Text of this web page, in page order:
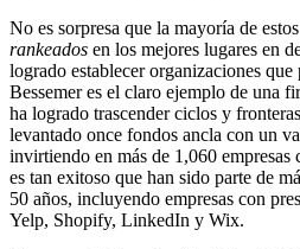
No es sorpresa que la mayoría de
rankeados en los mejores lugares en
logrado establecer organizaciones
Bessemer es el claro ejemplo de una
ha logrado trascender ciclos y
levantado once fondos ancla con un
invirtiendo en más de 1,060
es tan exitoso que han sido parte de
50 años, incluyendo empresas con
Yelp, Shopify, LinkedIn y Wix.